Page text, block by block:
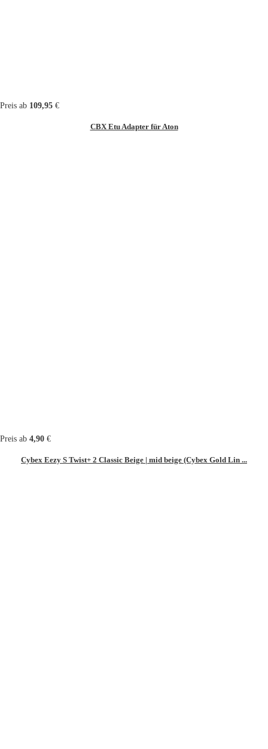
Preis ab 109,95 €
CBX Etu Adapter für Aton
Preis ab 4,90 €
Cybex Eezy S Twist+ 2 Classic Beige | mid beige (Cybex Gold Lin ...